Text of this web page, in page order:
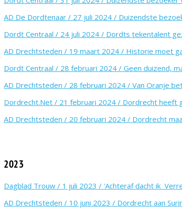
AD De Dordtenaar / 27 juli 2024 / Duizendste
Dordt Centraal / 24 juli 2024 / Dordts tekentalent
AD Drechtsteden / 19 maart 2024 / Historie moet
Dordt Centraal / 28 februari 2024 / Geen duizend,
AD Drechtsteden / 28 februari 2024 / Van Oranje
Dordrecht.Net / 21 februari 2024 / Dordrecht heeft
AD Drechtsteden / 20 februari 2024 / Dordrecht
2023
Dagblad Trouw / 1 juli 2023 / 'Achteraf dacht ik
AD Drechtsteden / 10 juni 2023 / Dordrecht aan